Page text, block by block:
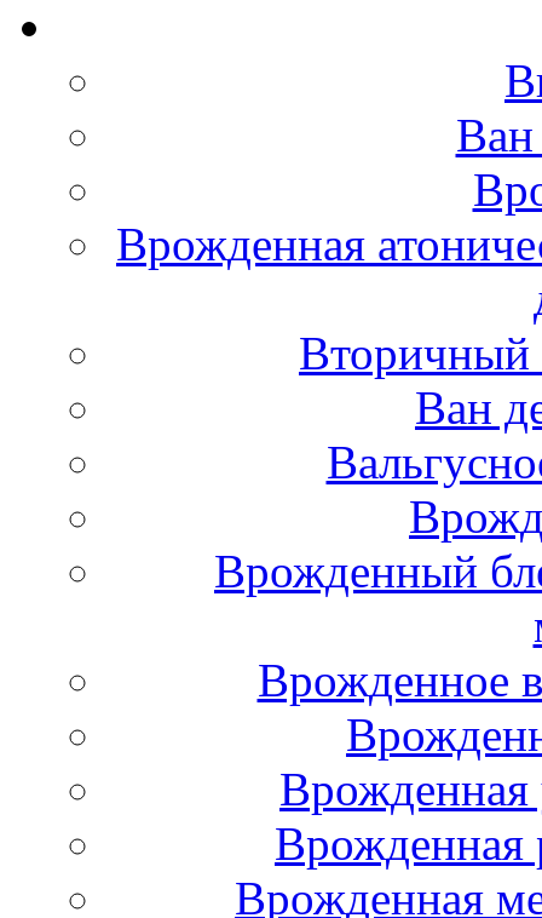
Врожденная
Вторичный
Ван
Врожденный
Врожденное
Врожденная
Врожденная
Врожденная